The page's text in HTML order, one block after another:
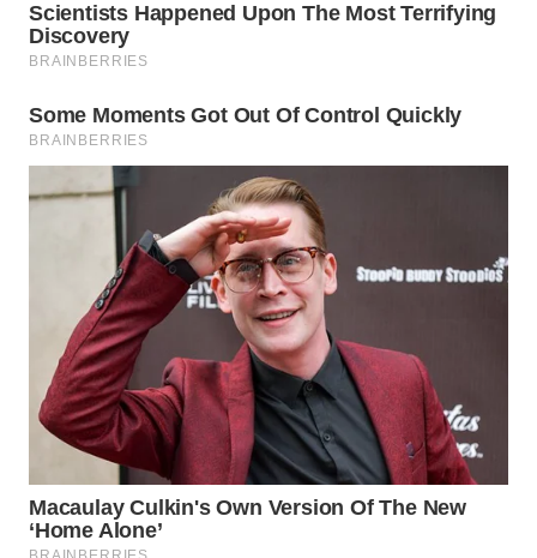
WAHANA
NEWS
TANI
WAHANA
ADVOKAT
WAHANA
INFRASTRUKTUR
WAHANA
KONSUMEN
WAHANA
LISTRIK
WAHANA